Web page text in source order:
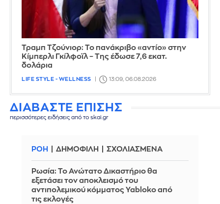
Τραμπ Τζούνιορ: Το πανάκριβο «αντίο» στην
Κίμπερλι Γκίλφοϊλ – Της έδωσε 7,6 εκατ.
δολάρια
LIFE STYLE - WELLNESS 13:09, 06.08.2026
ΔΙΑΒΑΣΤΕ ΕΠΙΣΗΣ
περισσότερες ειδήσεις από το skai.gr
ΡΟΗ ΔΗΜΟΦΙΛΗ ΣΧΟΛΙΑΣΜΕΝΑ
Ρωσία: Το Ανώτατο Δικαστήριο θα
εξετάσει τον αποκλεισμό του
αντιπολεμικού κόμματος Yabloko από
τις εκλογές